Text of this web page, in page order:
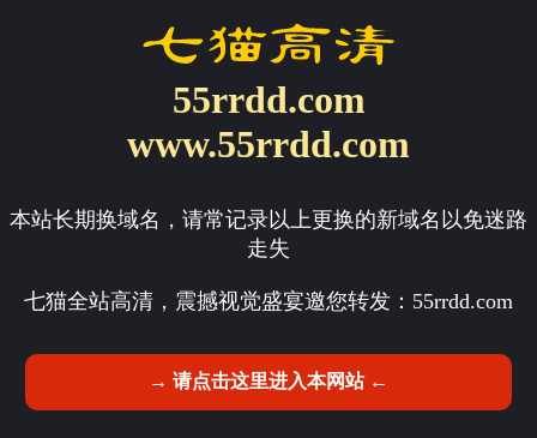
55rrdd.com
www.55rrdd.com
本站长期换域名，请常记录以上更换的新域名以免迷路
走失
七猫全站高清，震撼视觉盛宴邀您转发： 55rrdd.com
→ 请点击这里进入本网站 ←